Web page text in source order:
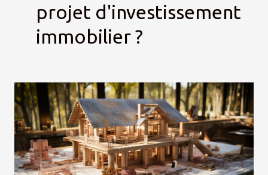
projet d'investissement
immobilier ?